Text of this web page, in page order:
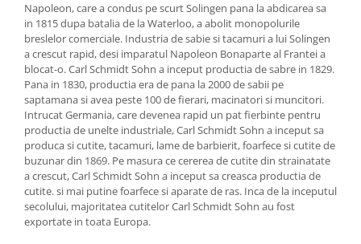
Scrumiere
Seturi vesela
Suporturi farfurii
Suporturi pahare, cesti, cani
Untiere
Ustensile cofetarie si patiserie
Ramekin
Tavi si forme prajituri
Aparate prajituri
Facalete
Forme briose
Napoleon, care a condus pe scurt Solingen pana la abdicarea sa
in 1815 dupa batalia de la Waterloo, a abolit monopolurile
breslelor comerciale. Industria de sabie si tacamuri a lui Solingen
a crescut rapid, desi imparatul Napoleon Bonaparte al Frantei a
blocat-o. Carl Schmidt Sohn a inceput productia de sabre in 1829.
Pana in 1830, productia era de pana la 2000 de sabii pe
saptamana si avea peste 100 de fierari, macinatori si muncitori.
Intrucat Germania, care devenea rapid un pat fierbinte pentru
productia de unelte industriale, Carl Schmidt Sohn a inceput sa
produca si cutite, tacamuri, lame de barbierit, foarfece si cutite de
buzunar din 1869. Pe masura ce cererea de cutite din strainatate
a crescut, Carl Schmidt Sohn a inceput sa creasca productia de
cutite. si mai putine foarfece si aparate de ras. Inca de la inceputul
secolului, majoritatea cutitelor Carl Schmidt Sohn au fost
exportate in toata Europa.